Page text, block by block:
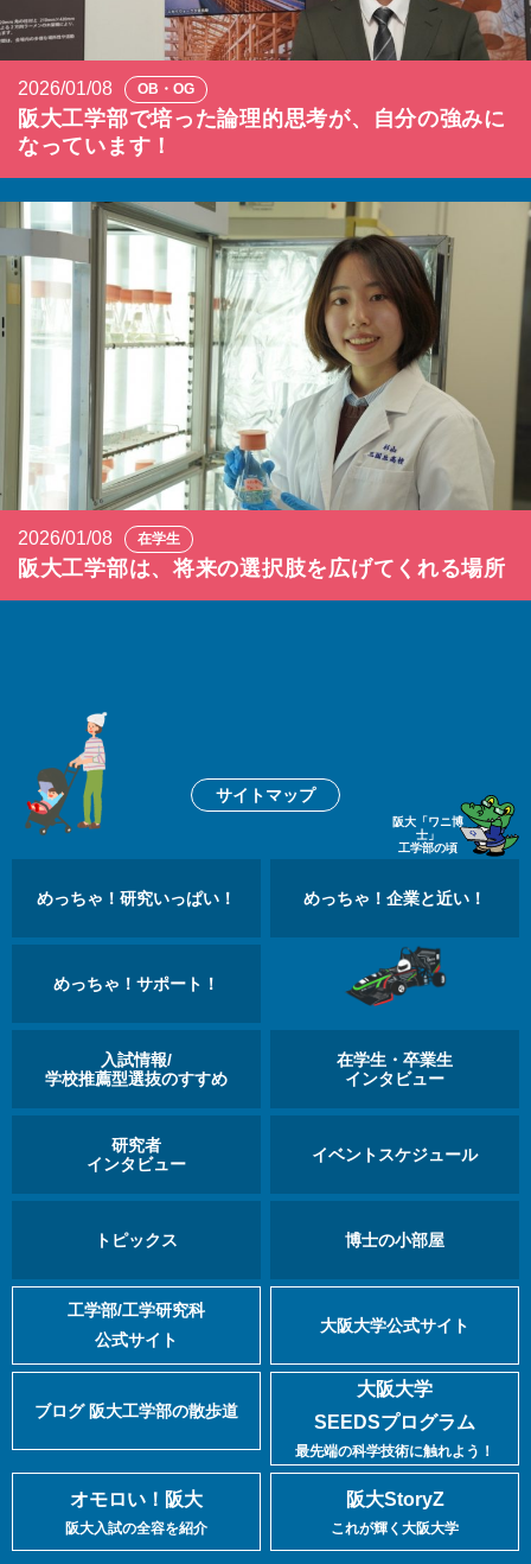
2026/01/08 OB・OG
阪大工学部で培った論理的思考が、自分の強みに
なっています！
2026/01/08 在学生
阪大工学部は、将来の選択肢を広げてくれる場所
サイトマップ
めっちゃ！研究いっぱい！ めっちゃ！企業と近い！
めっちゃ！サポート！
入試情報/
学校推薦型選抜のすすめ
在学生・卒業生
インタビュー
研究者
インタビュー
イベントスケジュール
トピックス 博士の小部屋
工学部/工学研究科
公式サイト
大阪大学公式サイト
ブログ 阪大工学部の散歩道
大阪大学
SEEDSプログラム
最先端の科学技術に触れよう！
オモロい！阪大
阪大入試の全容を紹介
阪大StoryZ
これが輝く大阪大学
阪大「ワニ博
士」
工学部の頃